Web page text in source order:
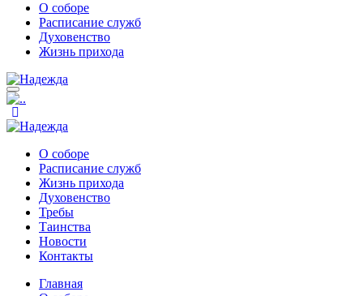
О соборе
Расписание служб
Духовенство
Жизнь прихода
О соборе
Расписание служб
Жизнь прихода
Духовенство
Требы
Таинства
Новости
Контакты
Главная